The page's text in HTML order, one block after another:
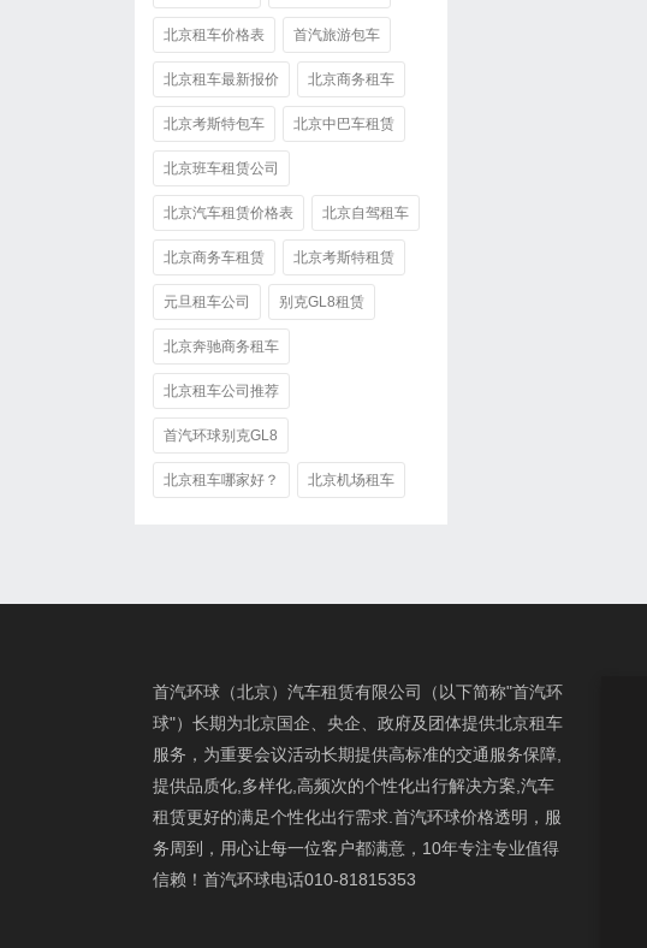
北京租车价格表 首汽旅游包车
北京租车最新报价 北京商务租车
北京考斯特包车 北京中巴车租赁
北京班车租赁公司
北京汽车租赁价格表 北京自驾租车
北京商务车租赁 北京考斯特租赁
元旦租车公司 别克GL8租赁
北京奔驰商务租车
北京租车公司推荐
首汽环球别克GL8
北京租车哪家好？ 北京机场租车
首汽环球（北京）汽车租赁有限公司（以下简称"首汽环
球"）长期为北京国企、央企、政府及团体提供北京租车
服务，为重要会议活动长期提供高标准的交通服务保障,
提供品质化,多样化,高频次的个性化出行解决方案,汽车
租赁更好的满足个性化出行需求.首汽环球价格透明，服
务周到，用心让每一位客户都满意，10年专注专业值得
信赖！首汽环球电话010-81815353